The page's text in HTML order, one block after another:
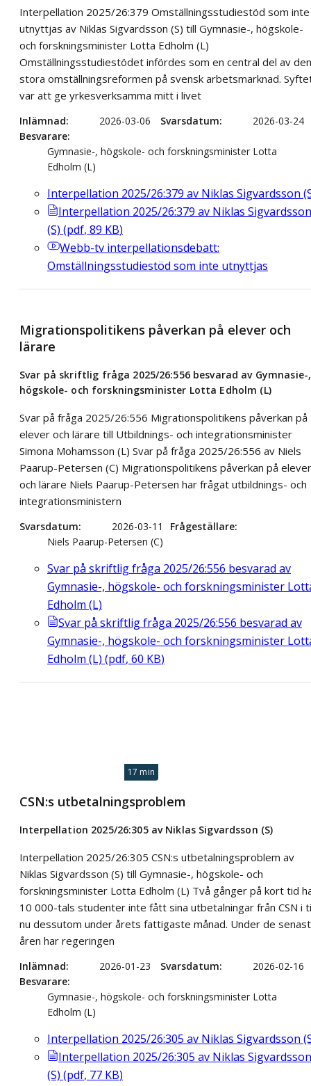
Interpellation 2025/26:379 Omställningsstudiestöd som inte
utnyttjas av Niklas Sigvardsson (S) till Gymnasie-, högskole-
och forskningsminister Lotta Edholm (L)
Omställningsstudiestödet infördes som en central del av den
stora omställningsreformen på svensk arbetsmarknad.
var att ge yrkesverksamma mitt i livet
Inlämnad 2026-03-06 Svarsdatum
2026-03-24
Besvarare
Gymnasie-, högskole- och forskningsminister Lotta
Edholm (L)
Interpellation 2025/26:379 av Niklas Sigvardsson
Interpellation 2025/26:379 av Niklas Sigvardsson
(S) (pdf, 89 KB)
Webb-tv interpellationsdebatt:
Omställningsstudiestöd som inte utnyttjas
Migrationspolitikens påverkan på elever och
lärare
Svar på skriftlig fråga 2025/26:556 besvarad av Gymnasie-,
högskole- och forskningsminister Lotta Edholm (L)
Svar på fråga 2025/26:556 Migrationspolitikens påverkan på
elever och lärare till Utbildnings- och integrationsminister
Simona Mohamsson (L) Svar på fråga 2025/26:556 av Niels
Paarup-Petersen (C) Migrationspolitikens påverkan på elever
och lärare Niels Paarup-Petersen har frågat utbildnings- och
integrationsministern
Svarsdatum 2026-03-11
Frågeställare
Niels Paarup-Petersen (C)
Svar på skriftlig fråga 2025/26:556 besvarad av
Gymnasie-, högskole- och forskningsminister
Edholm (L)
Svar på skriftlig fråga 2025/26:556 besvarad av
Gymnasie-, högskole- och forskningsminister
Edholm (L) (pdf, 60 KB)
17 min
CSN:s utbetalningsproblem
Interpellation 2025/26:305 av Niklas Sigvardsson (S)
Interpellation 2025/26:305 CSN:s utbetalningsproblem av
Niklas Sigvardsson (S) till Gymnasie-, högskole- och
forskningsminister Lotta Edholm (L) Två gånger på kort tid
10 000-tals studenter inte fått sina utbetalningar från CSN i
nu dessutom under årets fattigaste månad. Under de
åren har regeringen
Inlämnad 2026-01-23 Svarsdatum
2026-02-16
Besvarare
Gymnasie-, högskole- och forskningsminister Lotta
Edholm (L)
Interpellation 2025/26:305 av Niklas Sigvardsson
Interpellation 2025/26:305 av Niklas Sigvardsson
(S) (pdf, 77 KB)